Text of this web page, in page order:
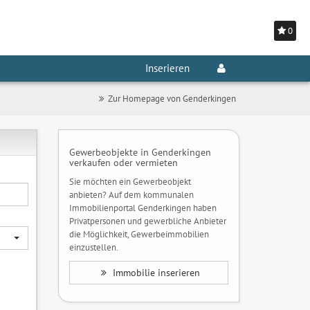
0
Inserieren
Zur Homepage von Genderkingen
Gewerbeobjekte in Genderkingen
verkaufen oder vermieten
Sie möchten ein Gewerbeobjekt
anbieten? Auf dem kommunalen
Immobilienportal Genderkingen haben
Privatpersonen und gewerbliche Anbieter
die Möglichkeit, Gewerbeimmobilien
einzustellen.
Immobilie inserieren